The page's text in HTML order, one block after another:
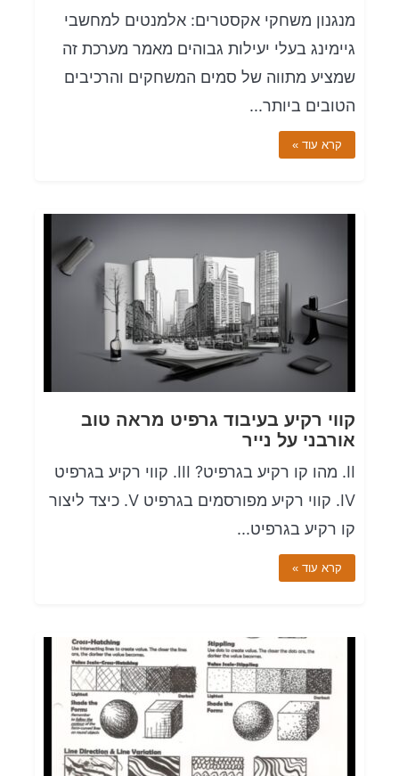
מנגנון משחקי אקסטרים: אלמנטים למחשבי
גיימינג בעלי יעילות גבוהים מאמר מערכת זה
שמציע מתווה של סמים המשחקים והרכיבים
הטובים ביותר...
קרא עוד »
קווי רקיע בעיבוד גרפיט מראה טוב
אורבני על נייר
II. מהו קו רקיע בגרפיט? III. קווי רקיע בגרפיט
IV. קווי רקיע מפורסמים בגרפיט V. כיצד ליצור
קו רקיע בגרפיט...
קרא עוד »